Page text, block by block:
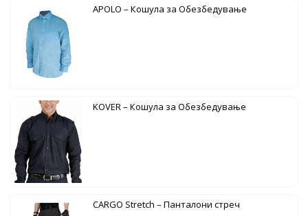
APOLO – Кошула за Обезбедување
KOVER – Кошула за Обезбедување
CARGO Stretch – Панталони стреч